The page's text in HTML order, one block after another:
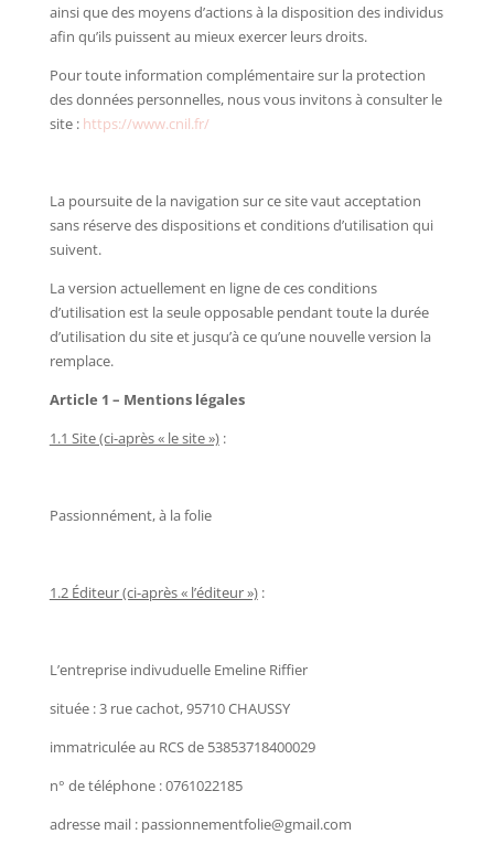
ainsi que des moyens d’actions à la disposition des individus
afin qu’ils puissent au mieux exercer leurs droits.
Pour toute information complémentaire sur la protection
des données personnelles, nous vous invitons à consulter le
site : https://www.cnil.fr/
La poursuite de la navigation sur ce site vaut acceptation
sans réserve des dispositions et conditions d’utilisation qui
suivent.
La version actuellement en ligne de ces conditions
d’utilisation est la seule opposable pendant toute la durée
d’utilisation du site et jusqu’à ce qu’une nouvelle version la
remplace.
Article 1 – Mentions légales
1.1 Site (ci-après « le site »):
Passionnément, à la folie
1.2 Éditeur (ci-après « l’éditeur »):
L’entreprise indivuduelle Emeline Riffier
située : 3 rue cachot, 95710 CHAUSSY
immatriculée au RCS de 53853718400029
n° de téléphone : 0761022185
adresse mail : passionnementfolie@gmail.com